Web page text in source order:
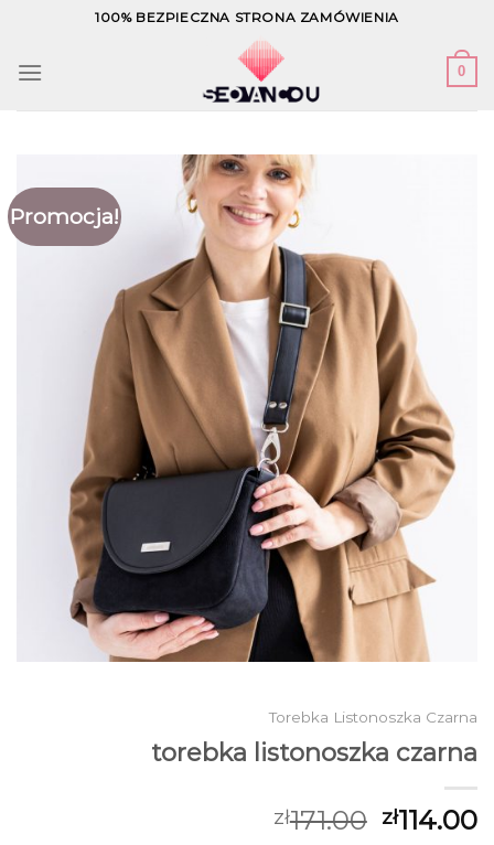
content
100% BEZPIECZNA STRONA ZAMÓWIENIA
0
Promocja!
Torebka Listonoszka Czarna
torebka listonoszka czarna
zł171.00 zł114.00